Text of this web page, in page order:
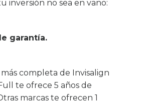
inversión no sea en vano:
garantía.
más completa de Invisalign
te ofrece 5 años de
marcas te ofrecen 1